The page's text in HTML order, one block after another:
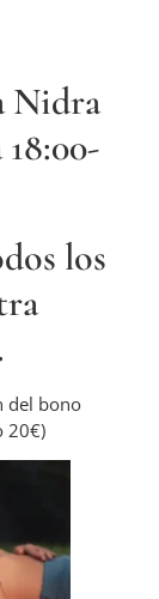
Nidra
los
del bono
20€)